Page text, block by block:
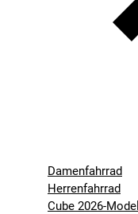
Damenfahrrad
Herrenfahrrad
Cube 2026-